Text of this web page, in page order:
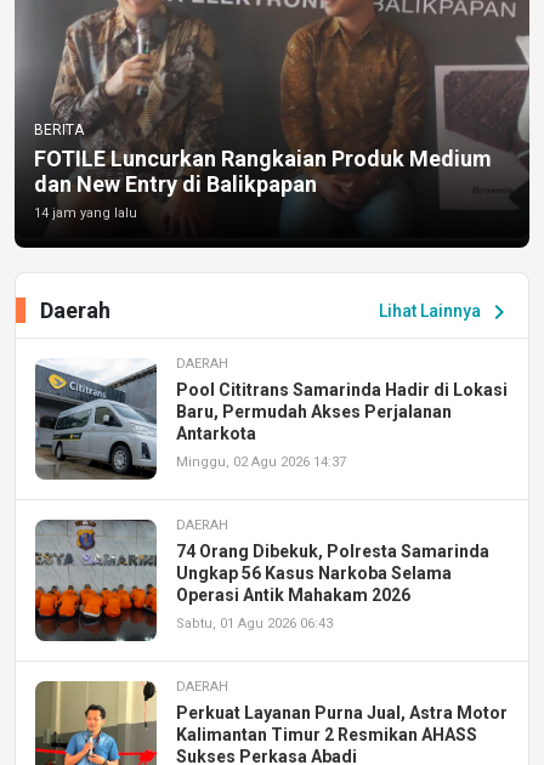
BERITA
FOTILE Luncurkan Rangkaian Produk Medium
dan New Entry di Balikpapan
14 jam yang lalu
Lihat Lainnya chevron_right
Daerah
DAERAH
Pool Cititrans Samarinda Hadir di Lokasi
Baru, Permudah Akses Perjalanan
Antarkota
Minggu, 02 Agu 2026 14:37
DAERAH
74 Orang Dibekuk, Polresta Samarinda
Ungkap 56 Kasus Narkoba Selama
Operasi Antik Mahakam 2026
Sabtu, 01 Agu 2026 06:43
DAERAH
Perkuat Layanan Purna Jual, Astra Motor
Kalimantan Timur 2 Resmikan AHASS
Sukses Perkasa Abadi